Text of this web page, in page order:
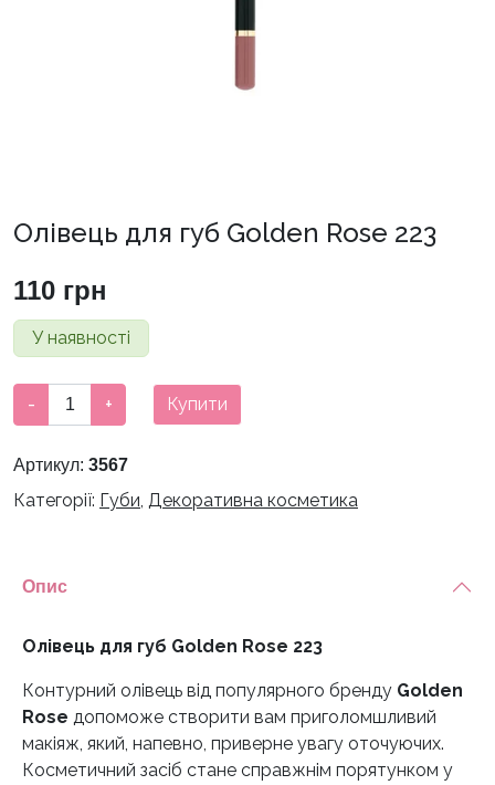
Олівець для губ Golden Rose 223
110 грн
У наявності
Олівець
для
Golden
Rose
- + Купити
Артикул: 3567
Категорії: Губи, Декоративна косметика
Опис
Олівець для губ Golden Rose 223
Контурний олівець від популярного бренду Golden
Rose допоможе створити вам приголомшливий
макіяж, який, напевно, приверне увагу оточуючих.
Косметичний засіб стане справжнім порятунком у